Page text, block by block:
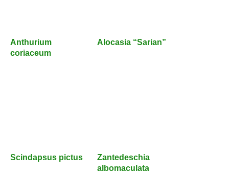
Anthurium
coriaceum
Alocasia “Sarian”
Scindapsus pictus
Zantedeschia
albomaculata